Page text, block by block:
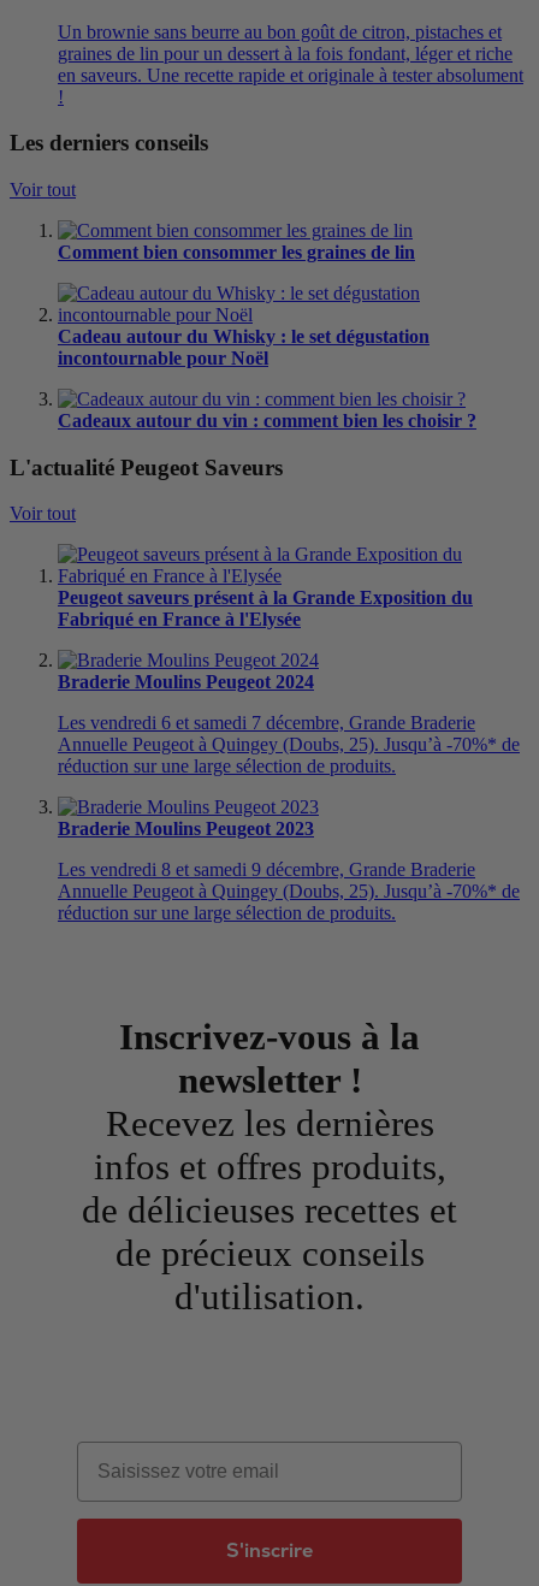
Un brownie sans beurre au bon goût de citron, pistaches et
graines de lin pour un dessert à la fois fondant, léger et riche
en saveurs. Une recette rapide et originale à tester absolument
!
Les derniers conseils
Voir tout
Comment bien consommer les graines de lin
Cadeau autour du Whisky : le set dégustation
incontournable pour Noël
Cadeaux autour du vin : comment bien les choisir ?
L'actualité Peugeot Saveurs
Voir tout
Peugeot saveurs présent à la Grande Exposition du
Fabriqué en France à l'Elysée
Braderie Moulins Peugeot 2024
Les vendredi 6 et samedi 7 décembre, Grande Braderie
Annuelle Peugeot à Quingey (Doubs, 25). Jusqu’à -70%* de
réduction sur une large sélection de produits.
Braderie Moulins Peugeot 2023
Les vendredi 8 et samedi 9 décembre, Grande Braderie
Annuelle Peugeot à Quingey (Doubs, 25). Jusqu’à -70%* de
réduction sur une large sélection de produits.
Inscrivez-vous à la
newsletter !
Recevez les dernières
infos et offres produits,
de délicieuses recettes et
de précieux conseils
d'utilisation.
Email
S'inscrire